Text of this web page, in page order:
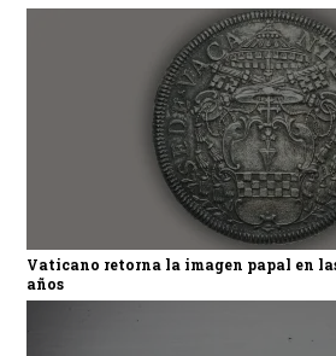
Vaticano retorna la imagen papal en
años